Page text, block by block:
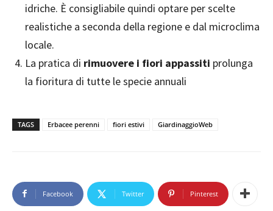
idriche. È consigliabile quindi optare per scelte
realistiche a seconda della regione e dal microclima
locale.
La pratica di rimuovere i fiori appassiti prolunga
la fioritura di tutte le specie annuali
TAGS Erbacee perenni fiori estivi GiardinaggioWeb
Facebook Twitter Pinterest